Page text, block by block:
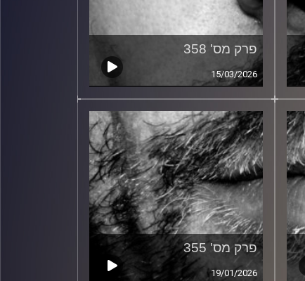
פרק מס' 358
15/03/2026
פרק מס' 355
19/01/2026